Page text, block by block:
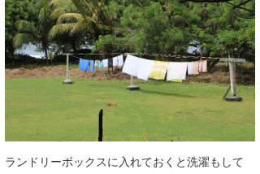
ランドリーボックスに入れておくと洗濯もして